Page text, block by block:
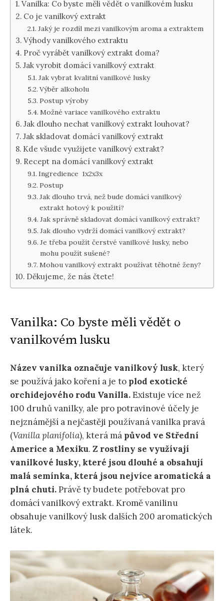
Vanilka: Co byste měli vědět o vanilkovém lusku
Co je vanilkový extrakt
Jaký je rozdíl mezi vanilkovým aroma a extraktem
Výhody vanilkového extraktu
Proč vyrábět vanilkový extrakt doma?
Jak vyrobit domácí vanilkový extrakt
Jak vybrat kvalitní vanilkové lusky
Výběr alkoholu
Postup výroby
Možné variace vanilkového extraktu
Jak dlouho nechat vanilkový extrakt louhovat?
Jak skladovat domácí vanilkový extrakt
Kde všude využijete vanilkový extrakt?
Recept na domácí vanilkový extrakt
Ingredience 1x2x3x
Postup
Jak dlouho trvá, než bude domácí vanilkový
extrakt hotový k použití?
Jak správně skladovat domácí vanilkový extrakt?
Jak dlouho vydrží domácí vanilkový extrakt?
Je třeba použít čerstvé vanilkové lusky, nebo
mohu použít sušené?
Mohou vanilkový extrakt používat těhotné ženy?
Děkujeme, že nás čtete!
Vanilka: Co byste měli vědět o
vanilkovém lusku
Název vanilka označuje vanilkový lusk, který
se používá jako koření a je to plod exotické
orchidejového rodu Vanilla.Existuje více než
100 druhů vanilky, ale pro potravinové účely je
nejznámější a nejčastěji používaná vanilka pravá
(Vanilla planifolia), která má původ ve Střední
Americe a Mexiku. Z rostliny se využívají
vanilkové lusky, které jsou dlouhé a obsahují
malá semínka, která jsou nejvíce aromatická a
plná chuti.Právě ty budete potřebovat pro
domácí vanilkový extrakt. Kromě vanilinu
obsahuje vanilkový lusk dalších 200 aromatických
látek.